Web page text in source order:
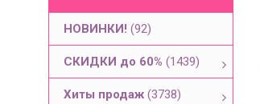
НОВИНКИ! (92)
СКИДКИ до 60% (1439)
Хиты продаж (3738)